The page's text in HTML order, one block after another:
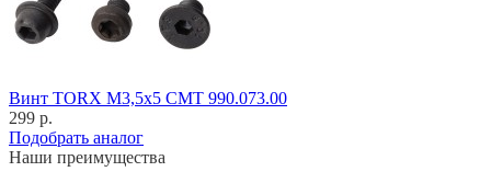
Винт TORX M3,5x5 CMT 990.073.00
299 р.
Подобрать аналог
Наши преимущества